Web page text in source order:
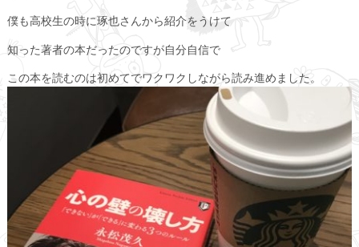
僕も高校生の時に琢也さんから紹介をうけて
知った著者の本だったのですが自分自信で
この本を読むのは初めてでワクワクしながら読み進めました。